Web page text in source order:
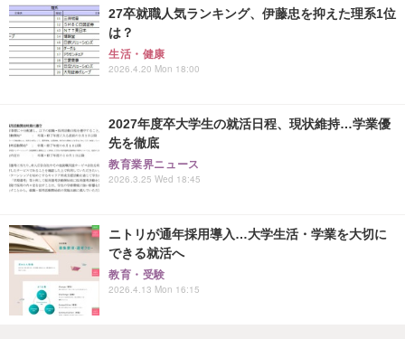
27卒就職人気ランキング、伊藤忠を抑えた理系1位
は？
生活・健康
2026.4.20 Mon 18:00
2027年度卒大学生の就活日程、現状維持…学業優
先を徹底
教育業界ニュース
2026.3.25 Wed 18:45
ニトリが通年採用導入…大学生活・学業を大切に
できる就活へ
教育・受験
2026.4.13 Mon 16:15